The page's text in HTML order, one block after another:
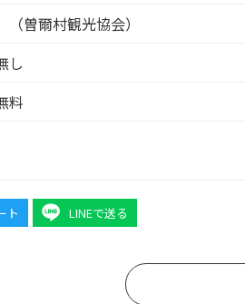
（曽爾村観光協会）
し
料
ト LINEで送る